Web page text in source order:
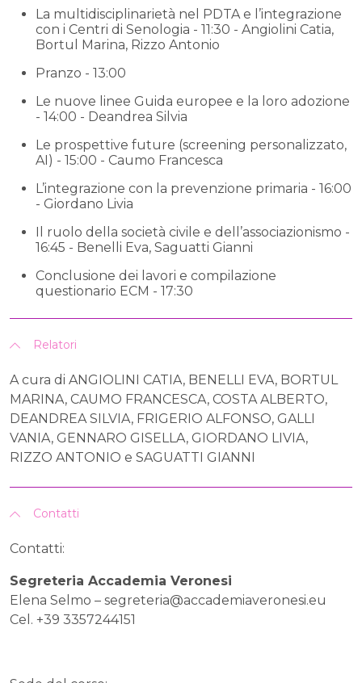
La multidisciplinarietà nel PDTA e l’integrazione
con i Centri di Senologia - 11:30 - Angiolini Catia,
Bortul Marina, Rizzo Antonio
Pranzo - 13:00
Le nuove linee Guida europee e la loro adozione
- 14:00 - Deandrea Silvia
Le prospettive future (screening personalizzato,
AI) - 15:00 - Caumo Francesca
L’integrazione con la prevenzione primaria - 16:00
- Giordano Livia
Il ruolo della società civile e dell’associazionismo -
16:45 - Benelli Eva, Saguatti Gianni
Conclusione dei lavori e compilazione
questionario ECM - 17:30
Relatori
A cura di ANGIOLINI CATIA, BENELLI EVA, BORTUL
MARINA, CAUMO FRANCESCA, COSTA ALBERTO,
DEANDREA SILVIA, FRIGERIO ALFONSO, GALLI
VANIA, GENNARO GISELLA, GIORDANO LIVIA,
RIZZO ANTONIO e SAGUATTI GIANNI
Contatti
Contatti:
Segreteria Accademia Veronesi
Elena Selmo – segreteria@accademiaveronesi.eu
Cel. +39 3357244151